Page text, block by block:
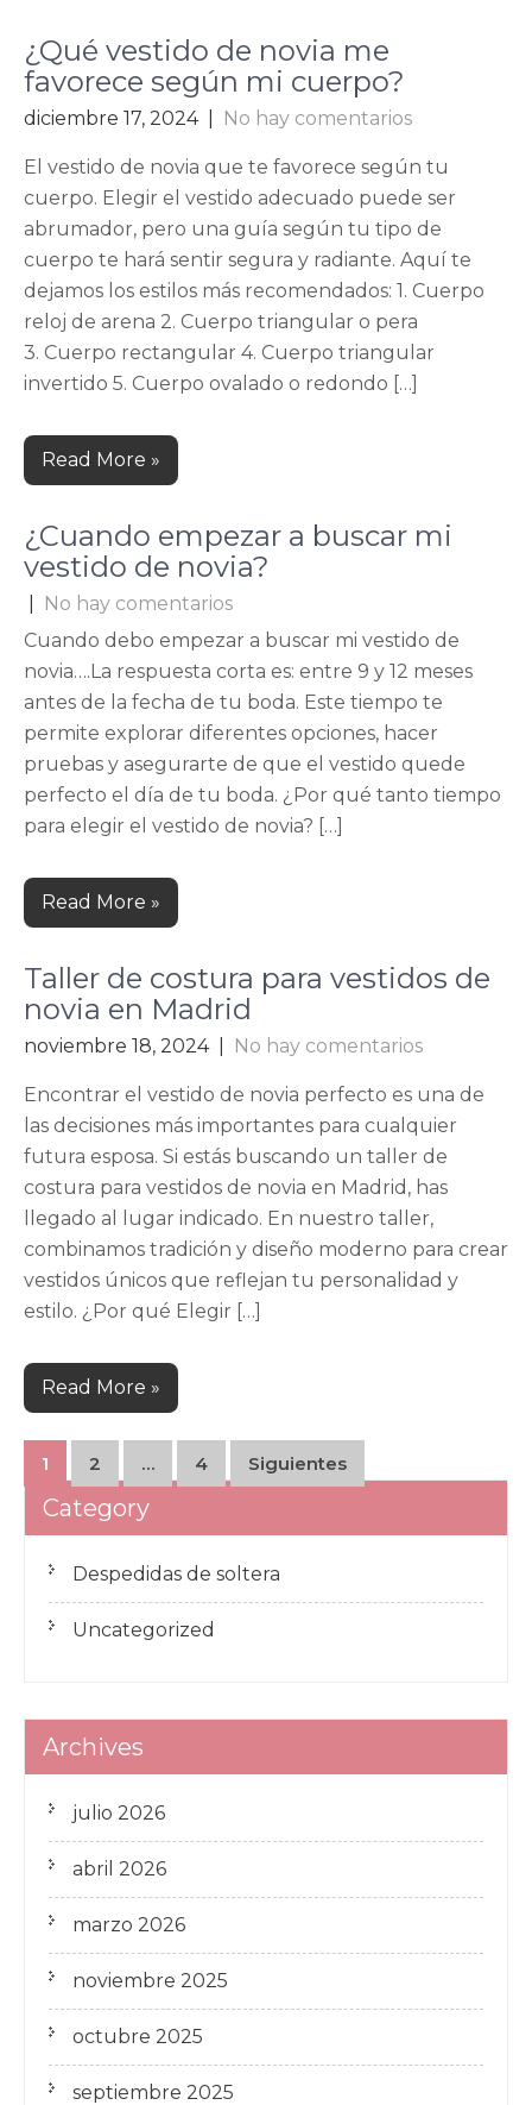
¿Qué vestido de novia me
favorece según mi cuerpo?
diciembre 17, 2024 No hay comentarios
El vestido de novia que te favorece según tu
cuerpo. Elegir el vestido adecuado puede ser
abrumador, pero una guía según tu tipo de
cuerpo te hará sentir segura y radiante. Aquí te
dejamos los estilos más recomendados: 1. Cuerpo
reloj de arena 2. Cuerpo triangular o pera
3. Cuerpo rectangular 4. Cuerpo triangular
invertido 5. Cuerpo ovalado o redondo […]
Read More »
¿Cuando empezar a buscar mi
vestido de novia?
No hay comentarios
Cuando debo empezar a buscar mi vestido de
novia….La respuesta corta es: entre 9 y 12 meses
antes de la fecha de tu boda. Este tiempo te
permite explorar diferentes opciones, hacer
pruebas y asegurarte de que el vestido quede
perfecto el día de tu boda. ¿Por qué tanto tiempo
para elegir el vestido de novia? […]
Read More »
Taller de costura para vestidos de
novia en Madrid
noviembre 18, 2024 No hay comentarios
Encontrar el vestido de novia perfecto es una de
las decisiones más importantes para cualquier
futura esposa. Si estás buscando un taller de
costura para vestidos de novia en Madrid, has
llegado al lugar indicado. En nuestro taller,
combinamos tradición y diseño moderno para crear
vestidos únicos que reflejan tu personalidad y
estilo. ¿Por qué Elegir […]
Read More »
Paginación
de
entradas
1 2 … 4 Siguientes
Category
Despedidas de soltera
Uncategorized
Archives
julio 2026
abril 2026
marzo 2026
noviembre 2025
octubre 2025
septiembre 2025